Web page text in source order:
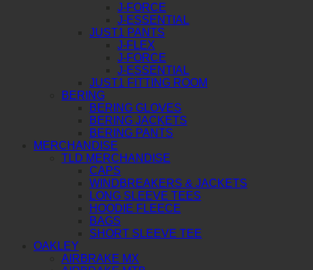
J-FORCE
J-ESSENTIAL
JUST1 PANTS
J-FLEX
J-FORCE
J-ESSENTIAL
JUST1 FITTING ROOM
BERING
BERING GLOVES
BERING JACKETS
BERING PANTS
MERCHANDISE
TLD MERCHANDISE
CAPS
WINDBREAKERS & JACKETS
LONG SLEEVE TEES
HOODIE FLEECE
BAGS
SHORT SLEEVE TEE
OAKLEY
AIRBRAKE MX